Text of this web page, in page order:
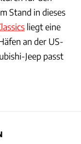
Stand in dieses
liegt eine
an der US-
Jeep passt